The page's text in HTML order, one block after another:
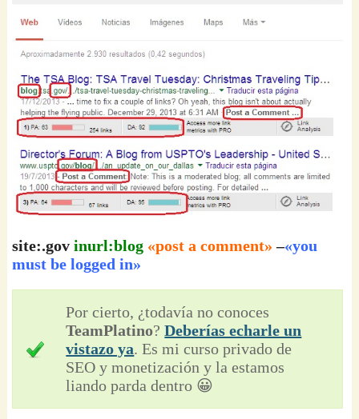
site:.govinurl:blog «post a comment» –«you
must be logged in»
Por cierto, ¿todavía no conoces
TeamPlatino?Deberías echarle un
vistazo ya. Es mi curso privado de
SEO y monetización y la estamos
liando parda dentro 😀